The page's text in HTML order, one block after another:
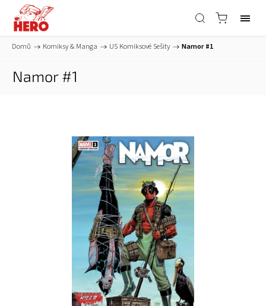
Domů / Komiksy & Manga / US Komiksové Sešity / Namor #1
Namor #1